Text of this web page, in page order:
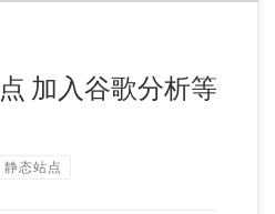
加入谷歌分析等
静态站点